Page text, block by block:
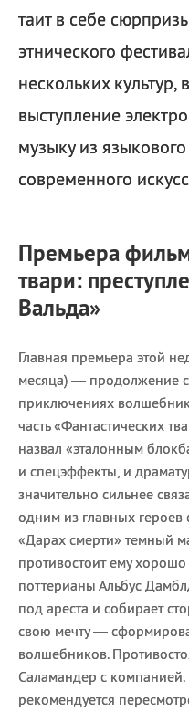
таит в себе
этнического
нескольких
выступление
музыку из
современного
Премьера
твари:
Вальда»
Главная премьера этой
месяца) — продолжение
приключениях
часть «Фантастических
назвал «эталонным
и спецэффекты, и
значительно сильнее
одним из главных героев
«Дарах смерти» темный
противостоит ему
поттерианы Альбус
под ареста и собирает
свою мечту —
волшебников.
Саламандер с
рекомендуется